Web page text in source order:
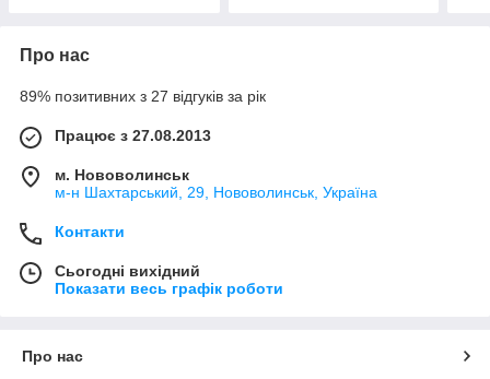
Про нас
89% позитивних з 27 відгуків за рік
Працює з 27.08.2013
м. Нововолинськ
м-н Шахтарський, 29, Нововолинськ, Україна
Контакти
Сьогодні вихідний
Показати весь графік роботи
Про нас